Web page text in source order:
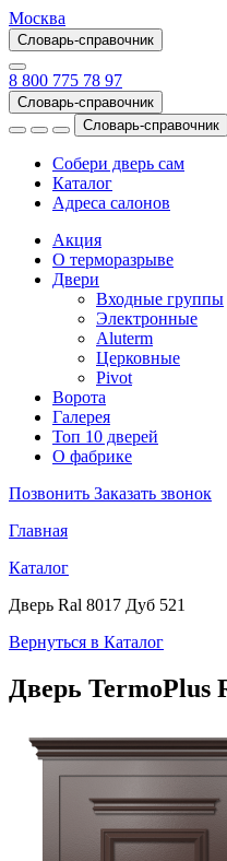
Москва
Словарь-справочник
8 800 775 78 97
Словарь-справочник
Словарь-справочник
Собери дверь сам
Каталог
Адреса салонов
Акция
О терморазрыве
Двери
Входные группы
Электронные
Aluterm
Церковные
Pivot
Ворота
Галерея
Топ 10 дверей
О фабрике
Позвонить Заказать звонок
Главная
Каталог
Дверь Ral 8017 Дуб 521
Вернуться в Каталог
Дверь TermoPlus